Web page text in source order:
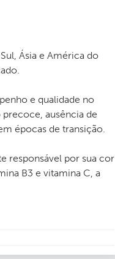
Ásia e América do
e qualidade no
ausência de
épocas de transição.
responsável por sua cor
B3 e vitamina C, a